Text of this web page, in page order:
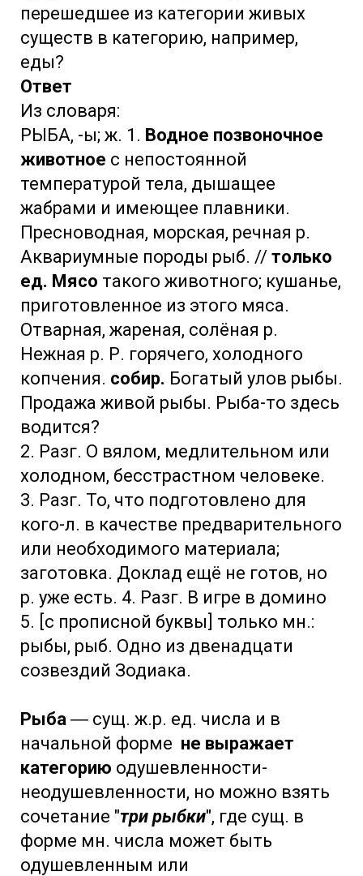
перешедшее из категории живых
существ в категорию, например,
еды?
Ответ
Из словаря:
РЫБА, -ы; ж. 1. Водное позвоночное
животное с непостоянной
температурой тела, дышащее
жабрами и имеющее плавники.
Пресноводная, морская, речная р.
Аквариумные породы рыб. // только
ед. Мясо такого животного; кушанье,
приготовленное из этого мяса.
Отварная, жареная, солёная р.
Нежная р. Р. горячего, холодного
копчения. собир. Богатый улов рыбы.
Продажа живой рыбы. Рыба-то здесь
водится?
2. Разг. О вялом, медлительном или
холодном, бесстрастном человеке.
3. Разг. То, что подготовлено для
кого-л. в качестве предварительного
или необходимого материала;
заготовка. Доклад ещё не готов, но
р. уже есть. 4. Разг. В игре в домино
5. [с прописной буквы] только мн.:
рыбы, рыб. Одно из двенадцати
созвездий Зодиака.
Рыба ― сущ. ж.р. ед. числа и в
начальной форме не выражает
категорию одушевленности-
неодушевленности, но можно взять
сочетание "три рыбки", где сущ. в
форме мн. числа может быть
одушевленным или